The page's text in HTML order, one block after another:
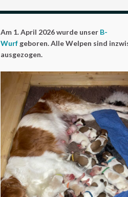
Am 1. April 2026 wurde unser B-
Wurf geboren. Alle Welpen sind
ausgezogen.